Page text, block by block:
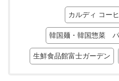
カルディ コー
韓国麺・韓国惣菜
生鮮食品館富士ガーデン